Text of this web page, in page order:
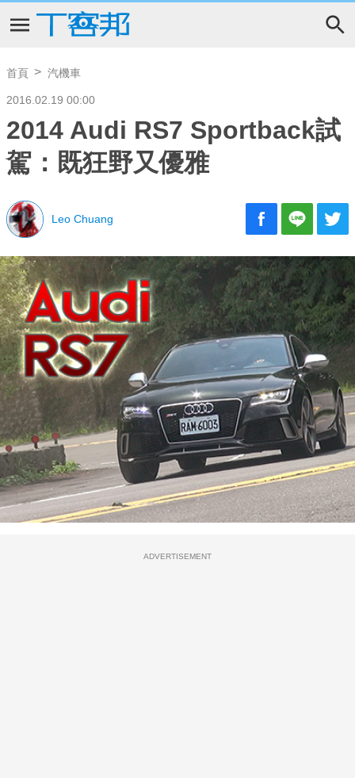
首頁 汽機車
2016.02.19 00:00
2014 Audi RS7 Sportback試
駕：既狂野又優雅
Leo Chuang
ADVERTISEMENT